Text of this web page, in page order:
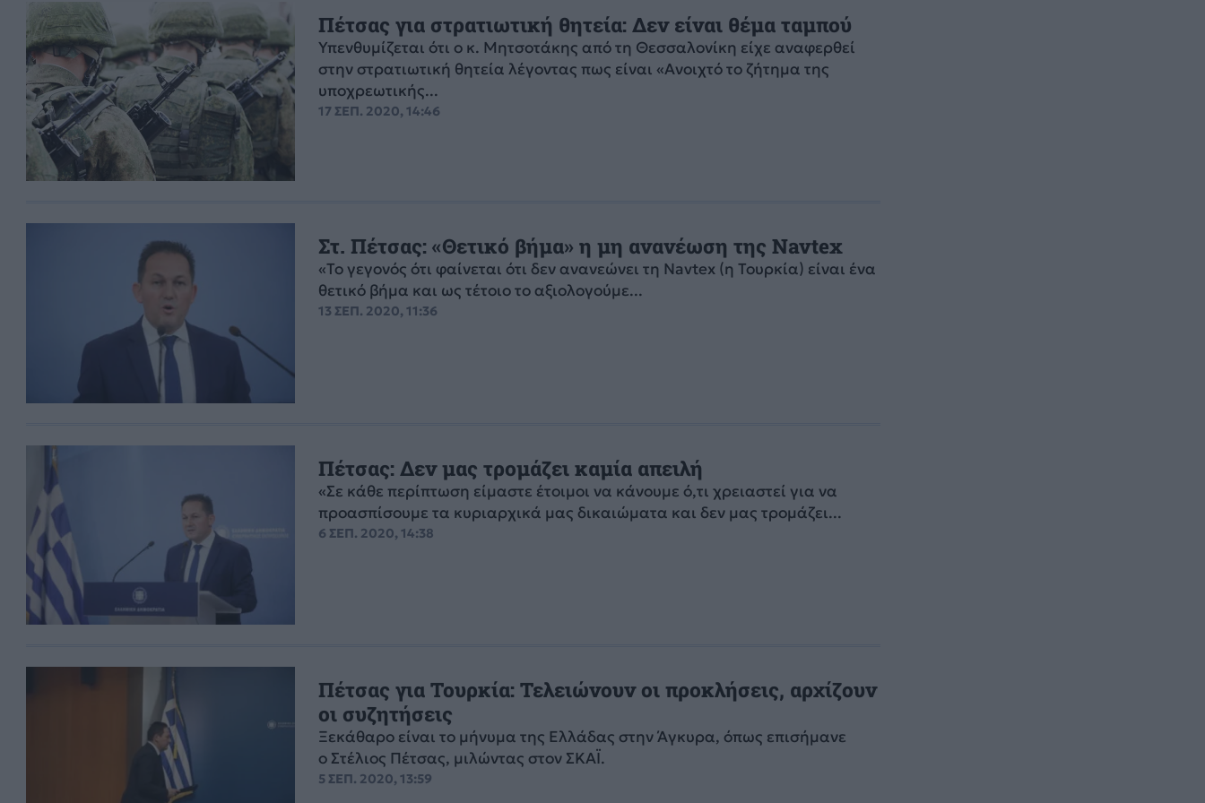
Πέτσας για στρατιωτική θητεία: Δεν είναι θέμα ταμπού
Υπενθυμίζεται ότι ο κ. Μητσοτάκης από τη Θεσσαλονίκη είχε αναφερθεί
στην στρατιωτική θητεία λέγοντας πως είναι «Ανοιχτό το ζήτημα της
υποχρεωτικής...
17 ΣΕΠ. 2020, 14:46
Στ. Πέτσας: «Θετικό βήμα» η μη ανανέωση της Navtex
«Το γεγονός ότι φαίνεται ότι δεν ανανεώνει τη Navtex (η Τουρκία) είναι ένα
θετικό βήμα και ως τέτοιο το αξιολογούμε...
13 ΣΕΠ. 2020, 11:36
Πέτσας: Δεν μας τρομάζει καμία απειλή
«Σε κάθε περίπτωση είμαστε έτοιμοι να κάνουμε ό,τι χρειαστεί για να
προασπίσουμε τα κυριαρχικά μας δικαιώματα και δεν μας τρομάζει...
6 ΣΕΠ. 2020, 14:38
Πέτσας για Τουρκία: Τελειώνουν οι προκλήσεις, αρχίζουν
οι συζητήσεις
Ξεκάθαρο είναι το μήνυμα της Ελλάδας στην Άγκυρα, όπως επισήμανε
ο Στέλιος Πέτσας, μιλώντας στον ΣΚΑΪ.
5 ΣΕΠ. 2020, 13:59